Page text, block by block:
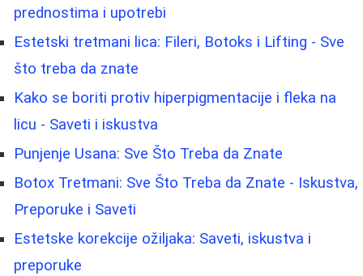
prednostima i upotrebi
Estetski tretmani lica: Fileri, Botoks i Lifting - Sve
što treba da znate
Kako se boriti protiv hiperpigmentacije i fleka na
licu - Saveti i iskustva
Punjenje Usana: Sve Što Treba da Znate
Botox Tretmani: Sve Što Treba da Znate - Iskustva,
Preporuke i Saveti
Estetske korekcije ožiljaka: Saveti, iskustva i
preporuke